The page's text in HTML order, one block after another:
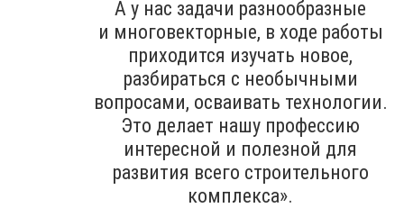
А у нас задачи разнообразные
и многовекторные, в ходе работы
приходится изучать новое,
разбираться с необычными
вопросами, осваивать технологии.
Это делает нашу профессию
интересной и полезной для
развития всего строительного
комплекса».